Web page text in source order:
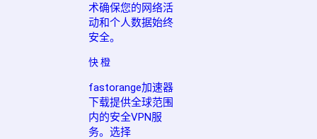
术确保您的网络活
动和个人数据始终
安全。
快 橙
fastorange加速器
下载提供全球范围
内的安全VPN服
务。选择